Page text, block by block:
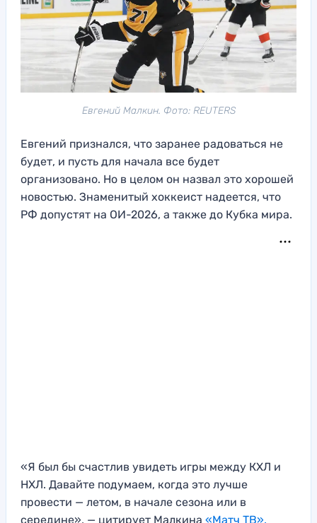
Евгений Малкин. Фото: REUTERS
Евгений признался, что заранее радоваться не
будет, и пусть для начала все будет
организовано. Но в целом он назвал это хорошей
новостью. Знаменитый хоккеист надеется, что
РФ допустят на ОИ-2026, а также до Кубка мира.
«Я был бы счастлив увидеть игры между КХЛ и
НХЛ. Давайте подумаем, когда это лучше
провести — летом, в начале сезона или в
середине», — цитирует Малкина «Матч ТВ».